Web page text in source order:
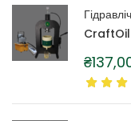
товару
CraftOil
₴